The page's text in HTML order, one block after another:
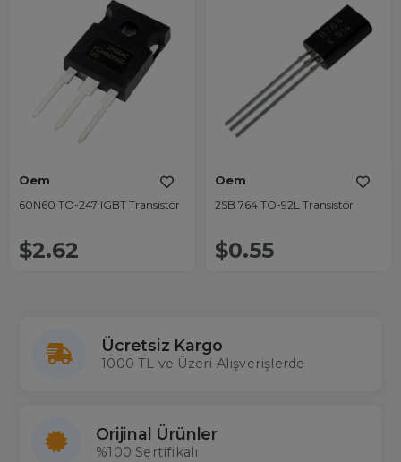
Oem
60N60 TO-247 IGBT Transistör
$2.62
Oem
2SB 764 TO-92L Transistör
$0.55
Ücretsiz Kargo
1000 TL ve Üzeri Alışverişlerde
Orijinal Ürünler
%100 Sertifikalı